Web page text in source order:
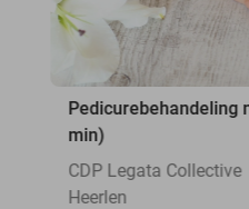
Pedicurebehandeling
min)
CDP Legata Collective
Heerlen